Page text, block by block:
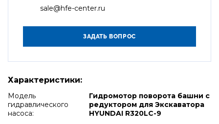
sale@hfe-center.ru
Характеристики:
Модель
гидравлического
насоса:
Гидромотор поворота башни с
редуктором для Экскаватора
HYUNDAI R320LC-9